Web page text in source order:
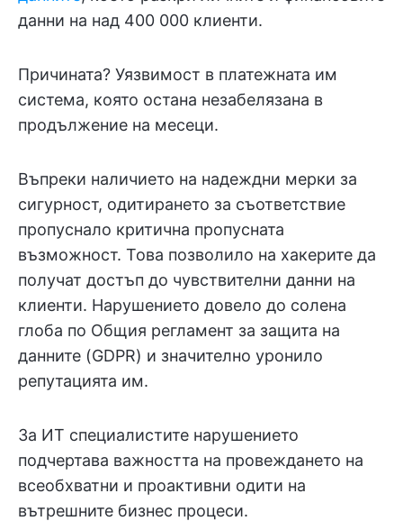
данни на над 400 000 клиенти.
Причината? Уязвимост в платежната им
система, която остана незабелязана в
продължение на месеци.
Въпреки наличието на надеждни мерки за
сигурност, одитирането за съответствие
пропуснало критична пропусната
възможност. Това позволило на хакерите да
получат достъп до чувствителни данни на
клиенти. Нарушението довело до солена
глоба по Общия регламент за защита на
данните (GDPR) и значително уронило
репутацията им.
За ИТ специалистите нарушението
подчертава важността на провеждането на
всеобхватни и проактивни одити на
вътрешните бизнес процеси.